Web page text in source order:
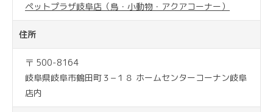
ペットプラザ岐阜店（鳥・小動物・アクアコーナー）
住所
〒 500-8164
岐阜県岐阜市鶴田町３−１８ ホームセンターコーナン岐阜
店内